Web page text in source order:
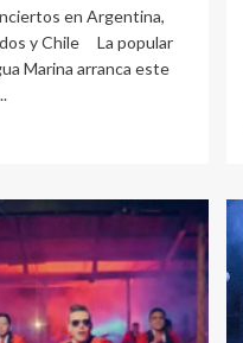
en Argentina,
y Chile La popular
Marina arranca este